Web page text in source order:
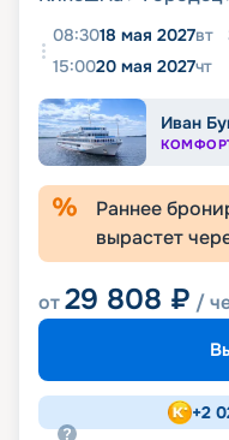
08:3018 мая 2027вт
15:0020 мая 2027чт
Иван
Раннее
вырастет
от29 808 ₽ /
+2